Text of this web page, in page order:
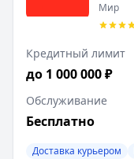
Мир
Кредитный лимит
до 1 000 000 ₽
Обслуживание
Бесплатно
Доставка курьером